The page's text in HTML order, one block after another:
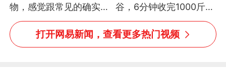
物，感觉跟常见的确实有
些不一样
谷，6分钟收完1000斤，
没有一个人掉链子
打开网易新闻，查看更多热门视频